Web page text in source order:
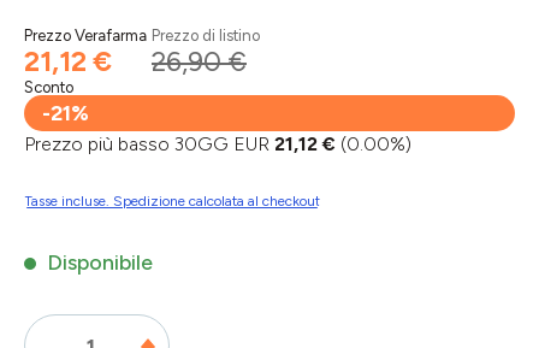
Prezzo Verafarma
21,12 €
Prezzo di listino
26,90 €
Sconto
-21%
Prezzo più basso 30GG EUR 21,12 € (0.00%)
Tasse incluse. Spedizione calcolata al checkout
Disponibile